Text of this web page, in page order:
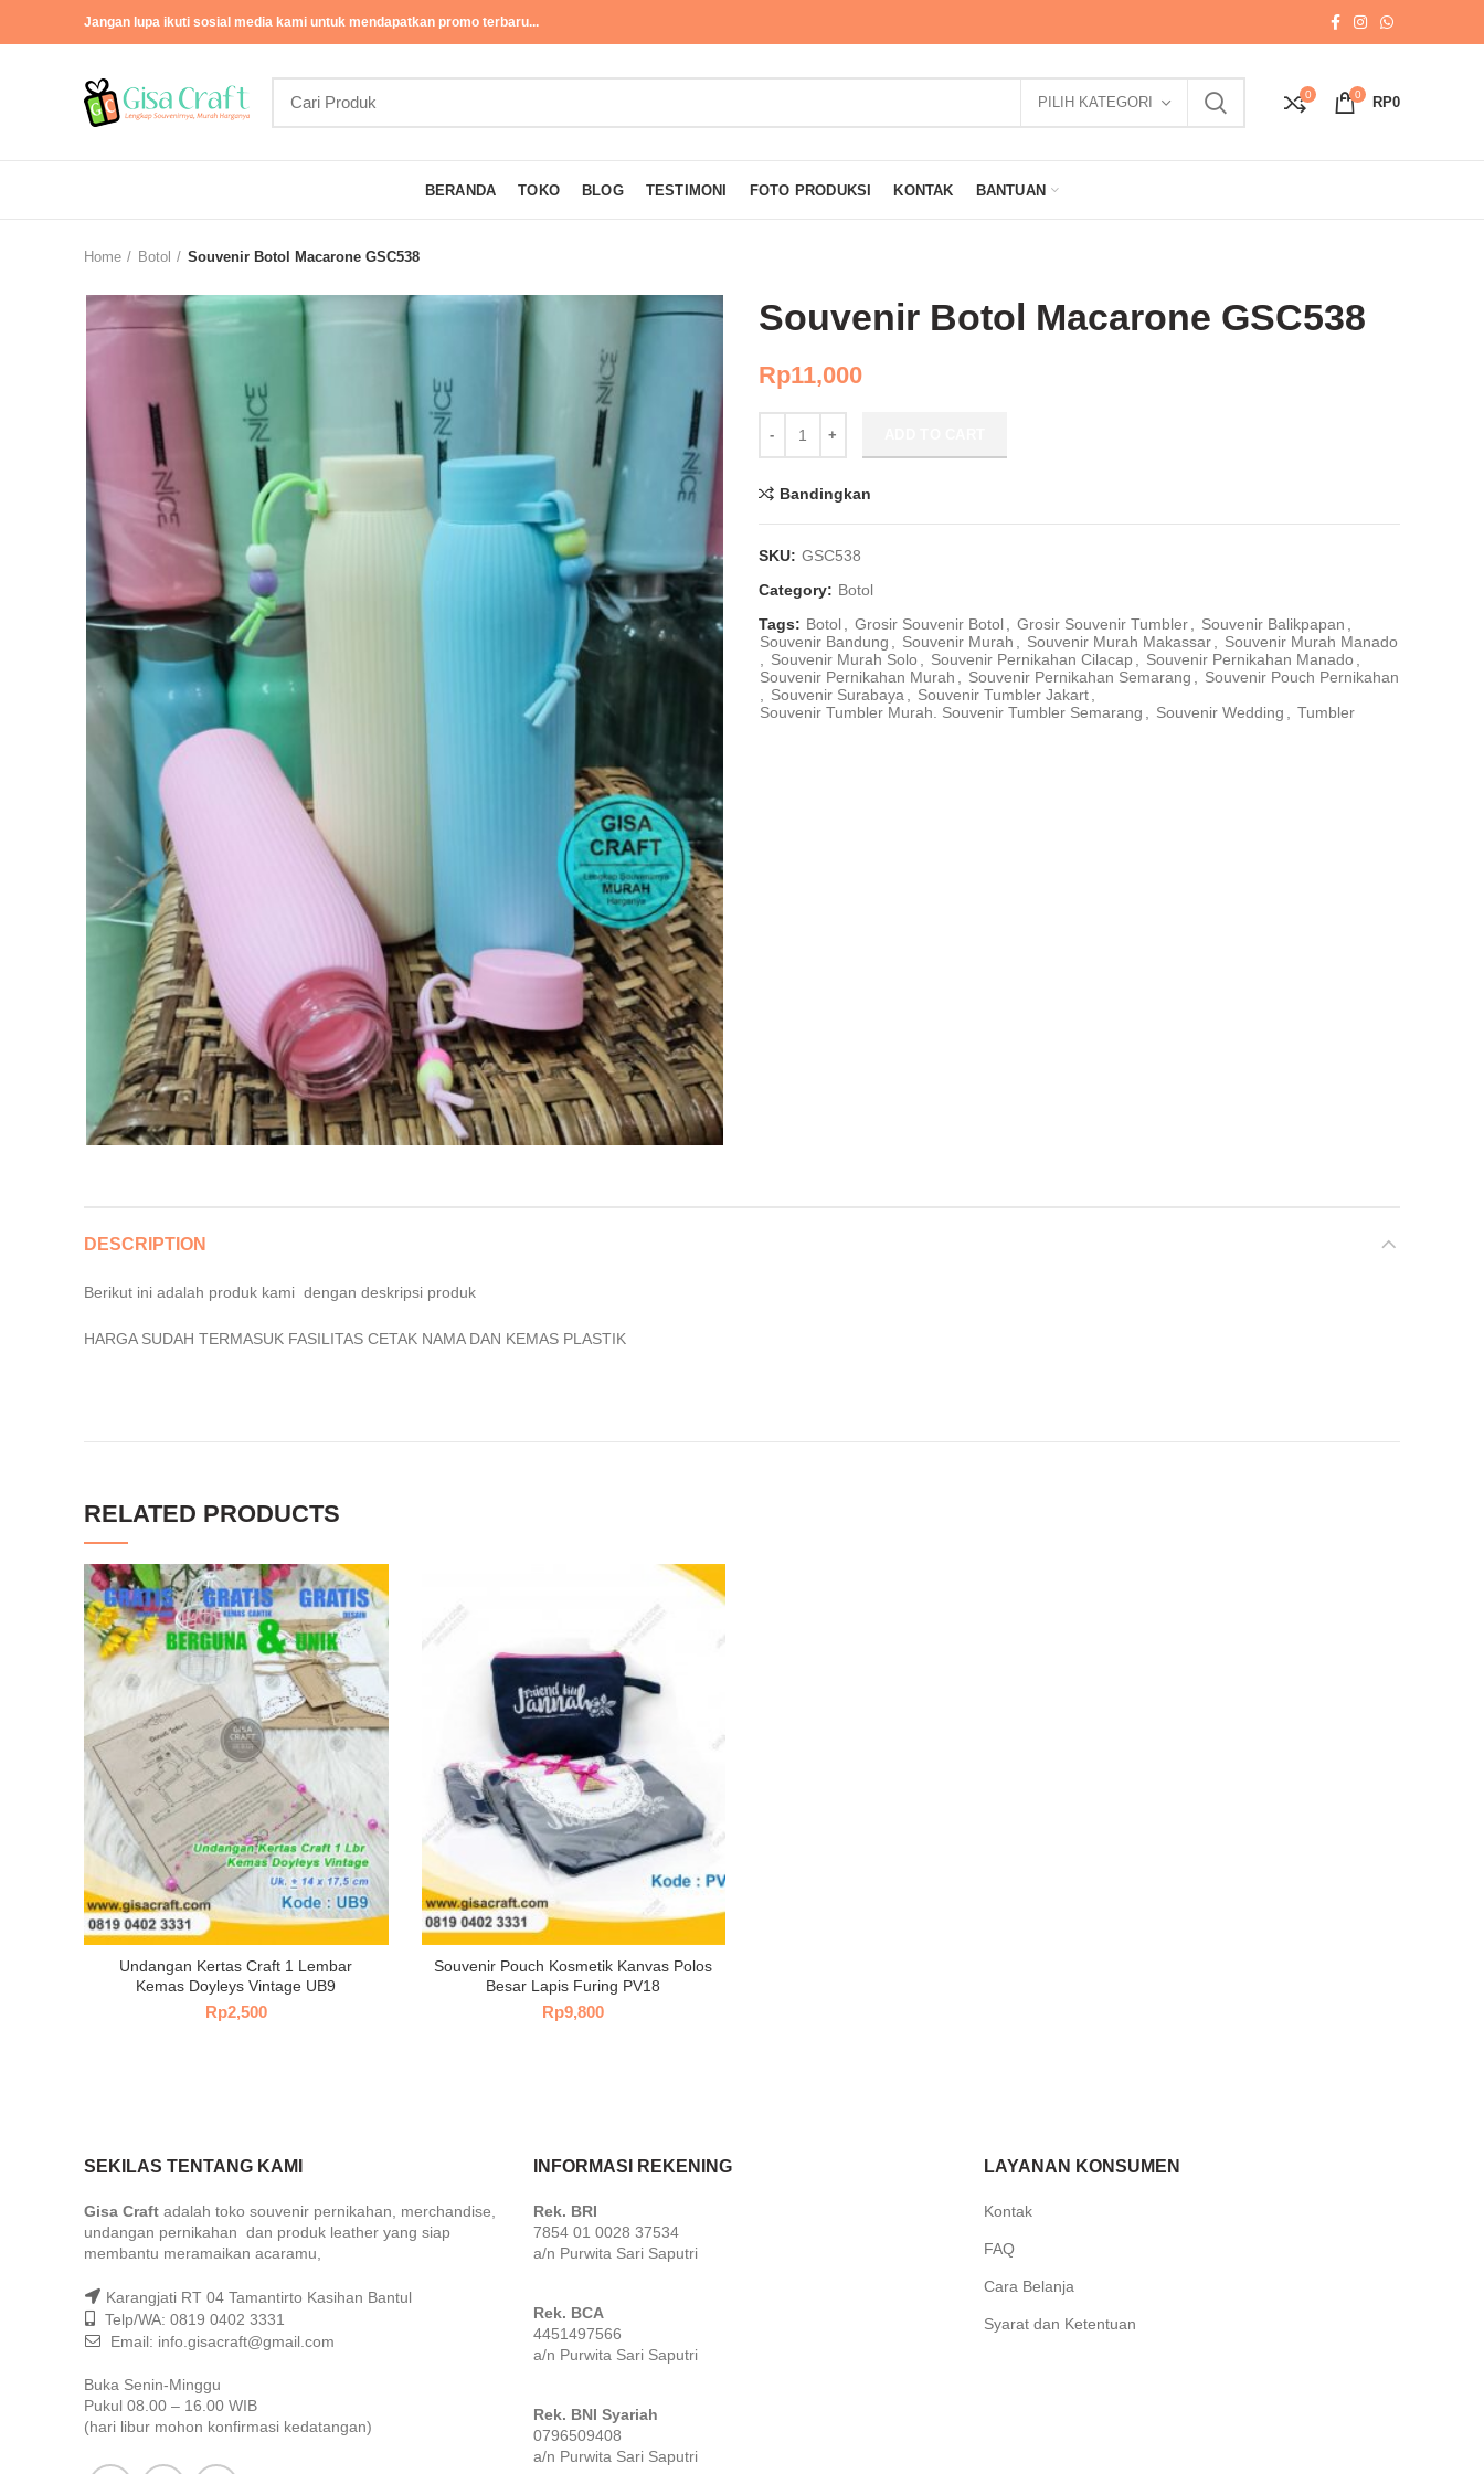
Jangan lupa ikuti sosial media kami untuk mendapatkan promo terbaru...
PILIH KATEGORI 0 0 RP0
BERANDA TOKO BLOG TESTIMONI FOTO PRODUKSI KONTAK BANTUAN
Home Botol Souvenir Botol Macarone GSC538
Souvenir Botol Macarone GSC538
Rp11,000
Bandingkan
SKU: GSC538
Category: Botol
Tags: Botol Grosir Souvenir Botol Grosir Souvenir Tumbler Souvenir Balikpapan
Souvenir Bandung
Souvenir Murah Souvenir Murah Makassar
Souvenir Murah Manado
Souvenir Murah Solo Souvenir Pernikahan Cilacap Souvenir Pernikahan Manado
Souvenir Pernikahan Murah
Souvenir Pernikahan Semarang
Souvenir Pouch Pernikahan
Souvenir Surabaya Souvenir Tumbler Jakart
Souvenir Tumbler Murah. Souvenir Tumbler Semarang
Souvenir Wedding Tumbler
DESCRIPTION
Berikut ini adalah produk kami dengan deskripsi produk
HARGA SUDAH TERMASUK FASILITAS CETAK NAMA DAN KEMAS PLASTIK
RELATED PRODUCTS
Undangan Kertas Craft 1 Lembar
Kemas Doyleys Vintage UB9
Rp2,500
Souvenir Pouch Kosmetik Kanvas Polos
Besar Lapis Furing PV18
Rp9,800
SEKILAS TENTANG KAMI
Gisa Craft adalah toko souvenir pernikahan, merchandise,
undangan pernikahan dan produk leather yang siap
membantu meramaikan acaramu,
Karangjati RT 04 Tamantirto Kasihan Bantul
Telp/WA: 0819 0402 3331
Email: info.gisacraft@gmail.com
Buka Senin-Minggu
Pukul 08.00 – 16.00 WIB
(hari libur mohon konfirmasi kedatangan)
INFORMASI REKENING
Rek. BRI
7854 01 0028 37534
a/n Purwita Sari Saputri
Rek. BCA
4451497566
a/n Purwita Sari Saputri
Rek. BNI Syariah
0796509408
a/n Purwita Sari Saputri
LAYANAN KONSUMEN
Kontak
FAQ
Cara Belanja
Syarat dan Ketentuan